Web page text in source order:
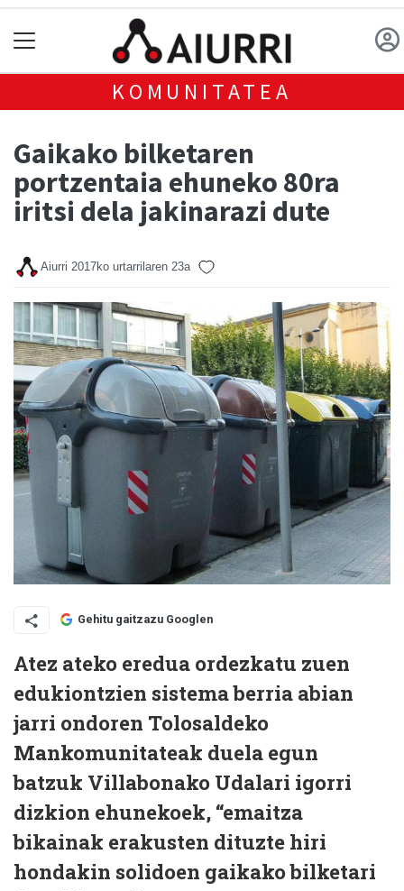
KOMUNITATEA
Gaikako bilketaren
portzentaia ehuneko 80ra
iritsi dela jakinarazi dute
Aiurri 2017ko urtarrilaren 23a
Gehitu gaitzazu Googlen
Atez ateko eredua ordezkatu zuen
edukiontzien sistema berria abian
jarri ondoren Tolosaldeko
Mankomunitateak duela egun
batzuk Villabonako Udalari igorri
dizkion ehunekoek, “emaitza
bikainak erakusten dituzte hiri
hondakin solidoen gaikako bilketari